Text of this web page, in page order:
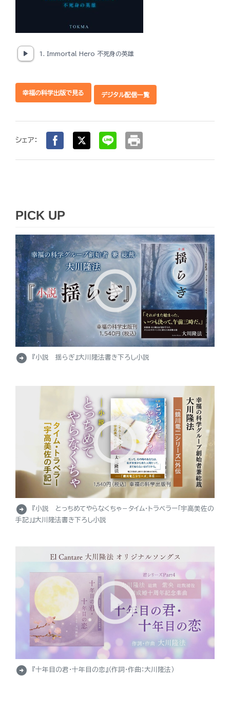
1. Immortal Hero 不死身の英雄
幸福の科学出版で見る デジタル配信一覧
シェア： print
PICK UP
arrow_circle_right 『小説 揺らぎ』大川隆法書き下ろし小説
arrow_circle_right
『小説 とっちめてやらなくちゃ－タイム・トラベラー「宇高美佐の
手記」』大川隆法書き下ろし小説
arrow_circle_right 『十年目の君・十年目の恋』（作詞・作曲：大川隆法）